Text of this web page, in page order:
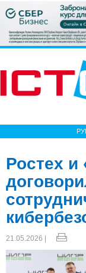
Ростех и
21.05.2026 |